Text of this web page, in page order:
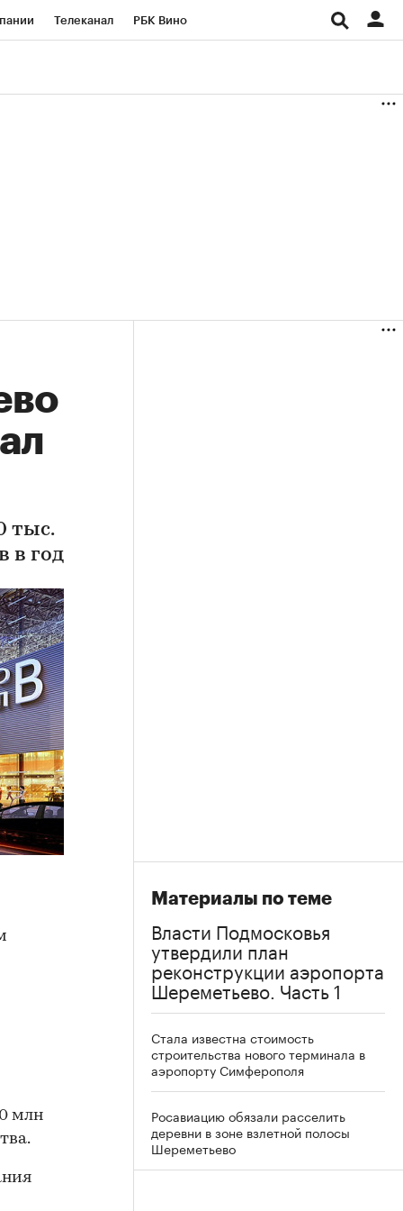
Телеканал РБК Вино
тыс.
в год
млн
Материалы по теме
Власти Подмосковья
утвердили план
реконструкции аэропорта
Шереметьево. Часть 1
Стала известна стоимость
строительства нового терминала в
аэропорту Симферополя
Росавиацию обязали расселить
деревни в зоне взлетной полосы
Шереметьево